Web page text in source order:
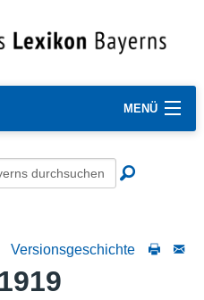
MENÜ
Versionsgeschichte